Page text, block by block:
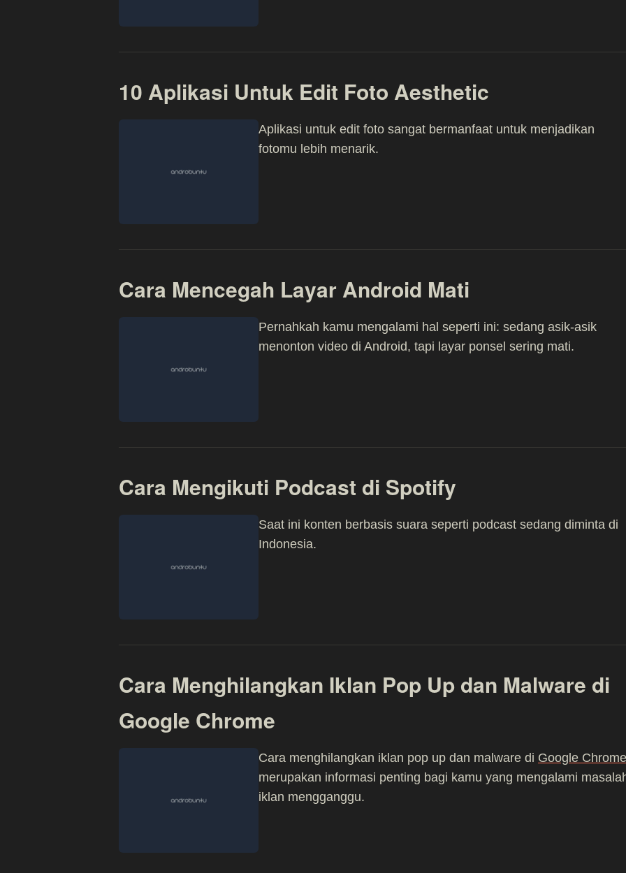
10 Aplikasi Untuk Edit Foto Aesthetic
Aplikasi untuk edit foto sangat bermanfaat untuk menjadikan
fotomu lebih menarik.
Cara Mencegah Layar Android Mati
Pernahkah kamu mengalami hal seperti ini: sedang asik-asik
menonton video di Android, tapi layar ponsel sering mati.
Cara Mengikuti Podcast di Spotify
Saat ini konten berbasis suara seperti podcast sedang diminta di
Indonesia.
Cara Menghilangkan Iklan Pop Up dan Malware di
Google Chrome
Cara menghilangkan iklan pop up dan malware di Google Chrome
merupakan informasi penting bagi kamu yang mengalami
iklan mengganggu.